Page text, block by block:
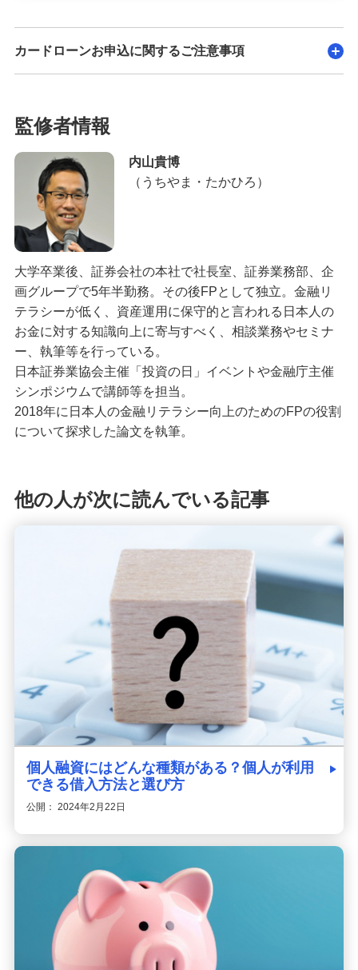
カードローンお申込に関するご注意事項
監修者情報
内山貴博
（うちやま・たかひろ）
大学卒業後、証券会社の本社で社長室、証券業務部、企
画グループで5年半勤務。その後FPとして独立。金融リ
テラシーが低く、資産運用に保守的と言われる日本人の
お金に対する知識向上に寄与すべく、相談業務やセミナ
ー、執筆等を行っている。
日本証券業協会主催「投資の日」イベントや金融庁主催
シンポジウムで講師等を担当。
2018年に日本人の金融リテラシー向上のためのFPの役割
について探求した論文を執筆。
他の人が次に読んでいる記事
個人融資にはどんな種類がある？個人が利用
できる借入方法と選び方
公開： 2024年2月22日